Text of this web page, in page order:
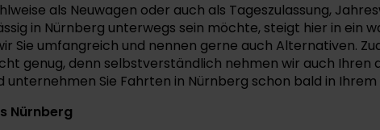
als Neuwagen oder auch als Tageszulassung,
in Nürnberg unterwegs sein möchte, steigt hier in ein
Sie umfangreich und nennen gerne auch Alternativen.
genug, denn selbstverständlich nehmen wir auch
unternehmen Sie Fahrten in Nürnberg schon bald in
Nürnberg